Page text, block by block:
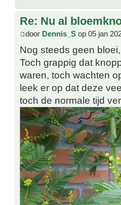
Re: Nu al
door Dennis_S op 05 jan
Nog steeds geen
Toch grappig dat
waren, toch wachten
leek er op dat deze
toch de normale tijd